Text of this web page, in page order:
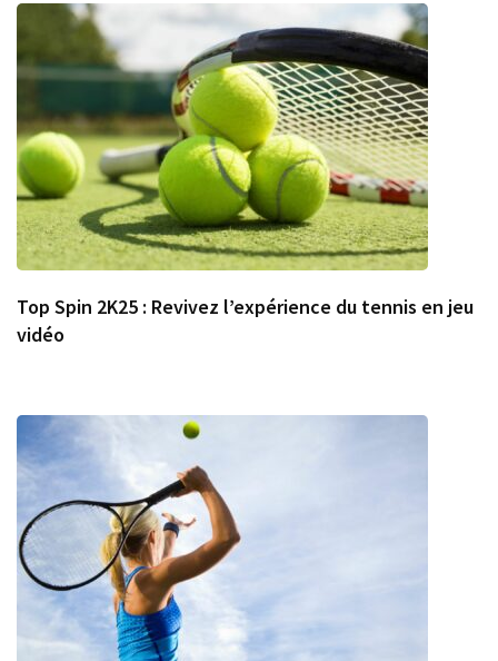
Top Spin 2K25 : Revivez l’expérience du tennis en jeu
vidéo